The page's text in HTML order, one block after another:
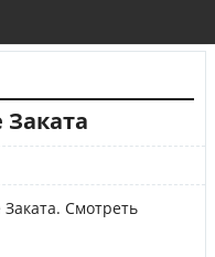
Заката
Смотреть